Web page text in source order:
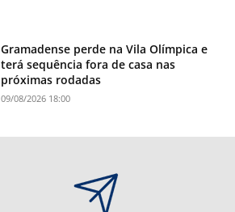
Gramadense perde na Vila Olímpica e
terá sequência fora de casa nas
próximas rodadas
09/08/2026 18:00